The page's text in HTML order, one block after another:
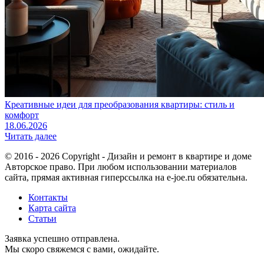
Креативные идеи для преобразования квартиры: стиль и
комфорт
18.06.2026
Читать далее
© 2016 - 2026 Copyright - Дизайн и ремонт в квартире и доме
Авторское право. При любом использовании материалов
сайта, прямая активная гиперссылка на e-joe.ru обязательна.
Контакты
Карта сайта
Статьи
Заявка успешно отправлена.
Мы скоро свяжемся с вами, ожидайте.